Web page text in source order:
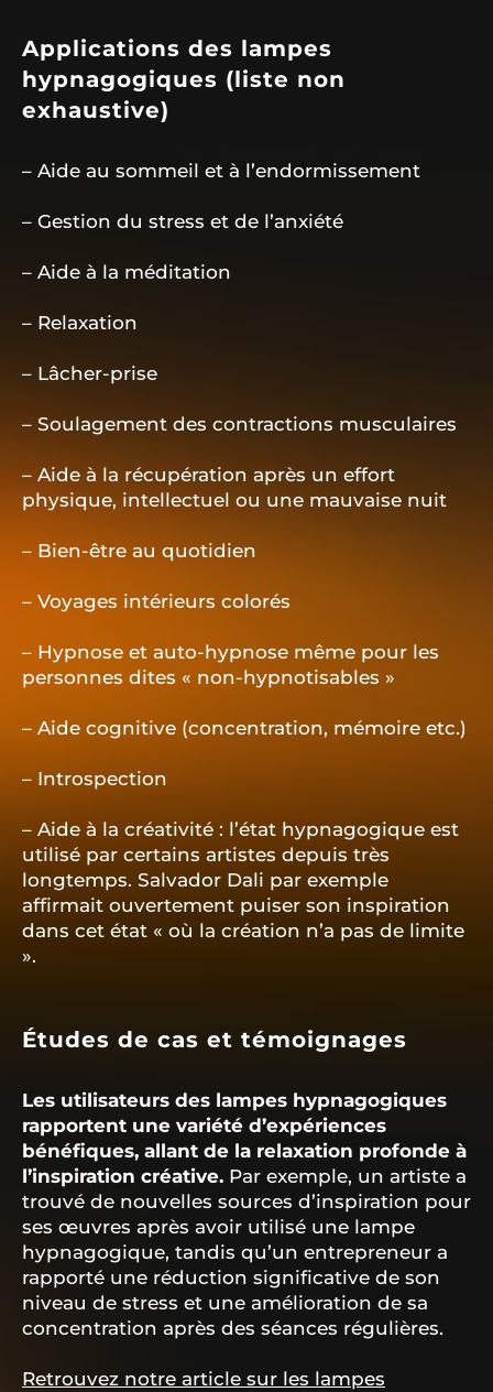
Applications des lampes
hypnagogiques (liste non
exhaustive)
– Aide au sommeil et à l’endormissement
– Gestion du stress et de l’anxiété
– Aide à la méditation
– Relaxation
– Lâcher-prise
– Soulagement des contractions musculaires
– Aide à la récupération après un effort
physique, intellectuel ou une mauvaise nuit
– Bien-être au quotidien
– Voyages intérieurs colorés
– Hypnose et auto-hypnose même pour les
personnes dites « non-hypnotisables »
– Aide cognitive (concentration, mémoire etc.)
– Introspection
– Aide à la créativité : l’état hypnagogique est
utilisé par certains artistes depuis très
longtemps. Salvador Dali par exemple
affirmait ouvertement puiser son inspiration
dans cet état « où la création n’a pas de limite
».
Études de cas et témoignages
Les utilisateurs des lampes hypnagogiques
rapportent une variété d’expériences
bénéfiques, allant de la relaxation profonde à
l’inspiration créative. Par exemple, un artiste a
trouvé de nouvelles sources d’inspiration pour
ses œuvres après avoir utilisé une lampe
hypnagogique, tandis qu’un entrepreneur a
rapporté une réduction significative de son
niveau de stress et une amélioration de sa
concentration après des séances régulières.
Retrouvez notre article sur les lampes